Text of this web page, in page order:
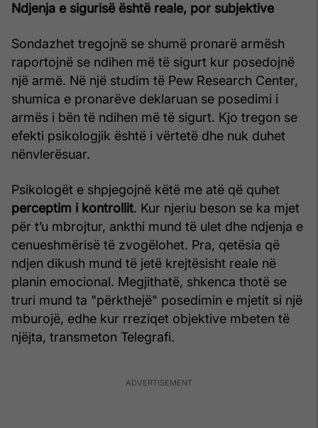
Ndjenja e sigurisë është reale, por subjektive
Sondazhet tregojnë se shumë pronarë armësh
raportojnë se ndihen më të sigurt kur posedojnë
një armë. Në një studim të Pew Research Center,
shumica e pronarëve deklaruan se posedimi i
armës i bën të ndihen më të sigurt. Kjo tregon se
efekti psikologjik është i vërtetë dhe nuk duhet
nënvlerësuar.
Psikologët e shpjegojnë këtë me atë që quhet
perceptim i kontrollit. Kur njeriu beson se ka mjet
për t’u mbrojtur, ankthi mund të ulet dhe ndjenja e
cenueshmërisë të zvogëlohet. Pra, qetësia që
ndjen dikush mund të jetë krejtësisht reale në
planin emocional. Megjithatë, shkenca thotë se
truri mund ta "përkthejë" posedimin e mjetit si një
mburojë, edhe kur rreziqet objektive mbeten të
njëjta, transmeton Telegrafi.